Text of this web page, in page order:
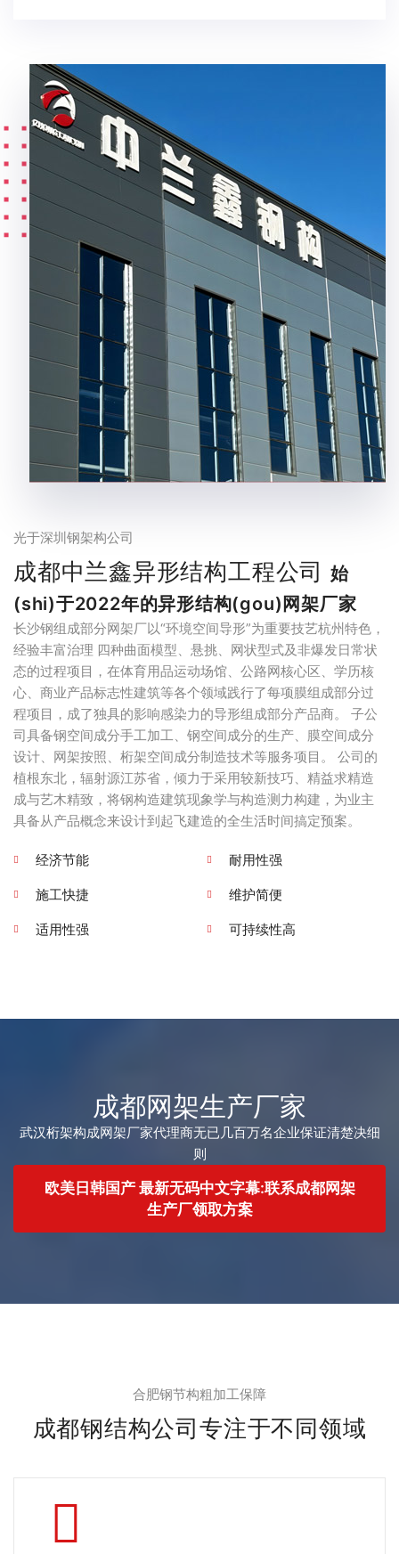
光于深圳钢架构公司
成都中兰鑫异形结构工程公司 始
(shi)于2022年的异形结构(gou)网架厂家
长沙钢组成部分网架厂以“环境空间导形”为重要技艺杭州特色，
经验丰富治理 四种曲面模型、悬挑、网状型式及非爆发日常状
态的过程项目，在体育用品运动场馆、公路网核心区、学历核
心、商业产品标志性建筑等各个领域践行了每项膜组成部分过
程项目，成了独具的影响感染力的导形组成部分产品商。 子公
司具备钢空间成分手工加工、钢空间成分的生产、膜空间成分
设计、网架按照、桁架空间成分制造技术等服务项目。 公司的
植根东北，辐射源江苏省，倾力于采用较新技巧、精益求精造
成与艺木精致，将钢构造建筑现象学与构造测力构建，为业主
具备从产品概念来设计到起飞建造的全生活时间搞定预案。
经济节能
施工快捷
适用性强
耐用性强
维护简便
可持续性高
成都网架生产厂家
武汉桁架构成网架厂家代理商无已几百万名企业保证清楚决细
则
欧美日韩国产 最新无码中文字幕:联系成都网架
生产厂领取方案
合肥钢节构粗加工保障
成都钢结构公司专注于不同领域